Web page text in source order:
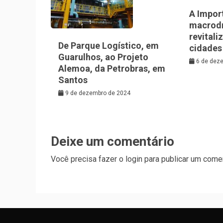
De Parque Logístico, em
Guarulhos, ao Projeto
Alemoa, da Petrobras, em
Santos
9 de dezembro de 2024
A
cidades
6 de
Deixe um comentário
Você precisa fazer o login para publicar um